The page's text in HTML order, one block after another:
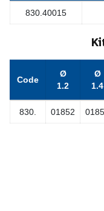
830.40015
Code
Ø
1.2
Ø
1.4
830. 01852